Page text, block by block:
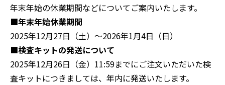
年末年始の休業期間などについてご案内いたします。
■年末年始休業期間
2025年12月27日（土）～2026年1月4日（日）
■検査キットの発送について
2025年12月26日（金）11:59までにご注文いただいた検
査キットにつきましては、年内に発送いたします。